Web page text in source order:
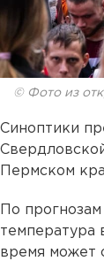
© Фото из
Синоптики
Пермском
По
температура
время может